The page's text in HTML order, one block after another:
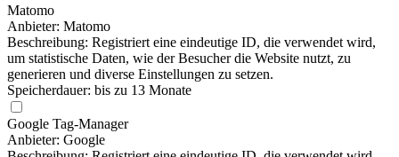
Matomo
Anbieter: Matomo
Beschreibung: Registriert eine eindeutige ID, die verwendet wird,
um statistische Daten, wie der Besucher die Website nutzt, zu
generieren und diverse Einstellungen zu setzen.
Speicherdauer: bis zu 13 Monate
Google Tag-Manager
Anbieter: Google